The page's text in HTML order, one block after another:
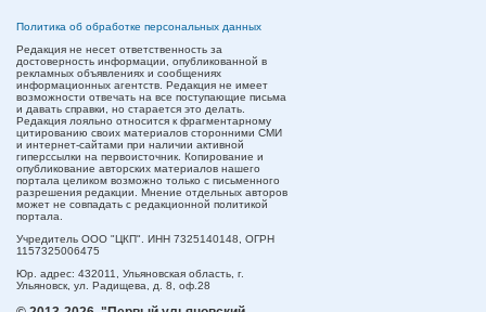
Политика об обработке персональных данных
Редакция не несет ответственность за
достоверность информации, опубликованной в
рекламных объявлениях и сообщениях
информационных агентств. Редакция не имеет
возможности отвечать на все поступающие письма
и давать справки, но старается это делать.
Редакция лояльно относится к фрагментарному
цитированию своих материалов сторонними СМИ
и интернет-сайтами при наличии активной
гиперссылки на первоисточник. Копирование и
опубликование авторских материалов нашего
портала целиком возможно только с письменного
разрешения редакции. Мнение отдельных авторов
может не совпадать с редакционной политикой
портала.
Учредитель ООО "ЦКП". ИНН 7325140148, ОГРН
1157325006475
Юр. адрес: 432011, Ульяновская область, г.
Ульяновск, ул. Радищева, д. 8, оф.28